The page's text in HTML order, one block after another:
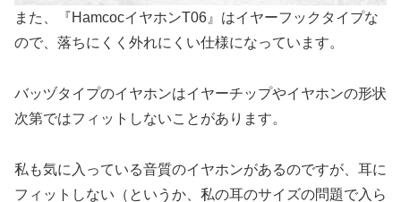
また、『HamcocイヤホンT06』はイヤーフックタイプな
ので、落ちにくく外れにくい仕様になっています。
バッヅタイプのイヤホンはイヤーチップやイヤホンの形状
次第ではフィットしないことがあります。
私も気に入っている音質のイヤホンがあるのですが、耳に
フィットしない（というか、私の耳のサイズの問題で入ら